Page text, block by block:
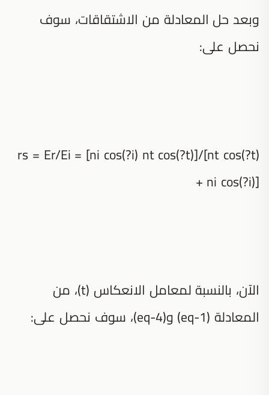
وبعد حل المعادلة من الاشتقاقات، سوف
نحصل على:
rs = Er/Ei = [ni cos(?i) nt cos(?t)]/[nt cos(?t)
+ ni cos(?i)]
الآن، بالنسبة لمعامل الانعكاس (t)، من
المعادلة (eq-1) و(eq-4)، سوف نحصل على: